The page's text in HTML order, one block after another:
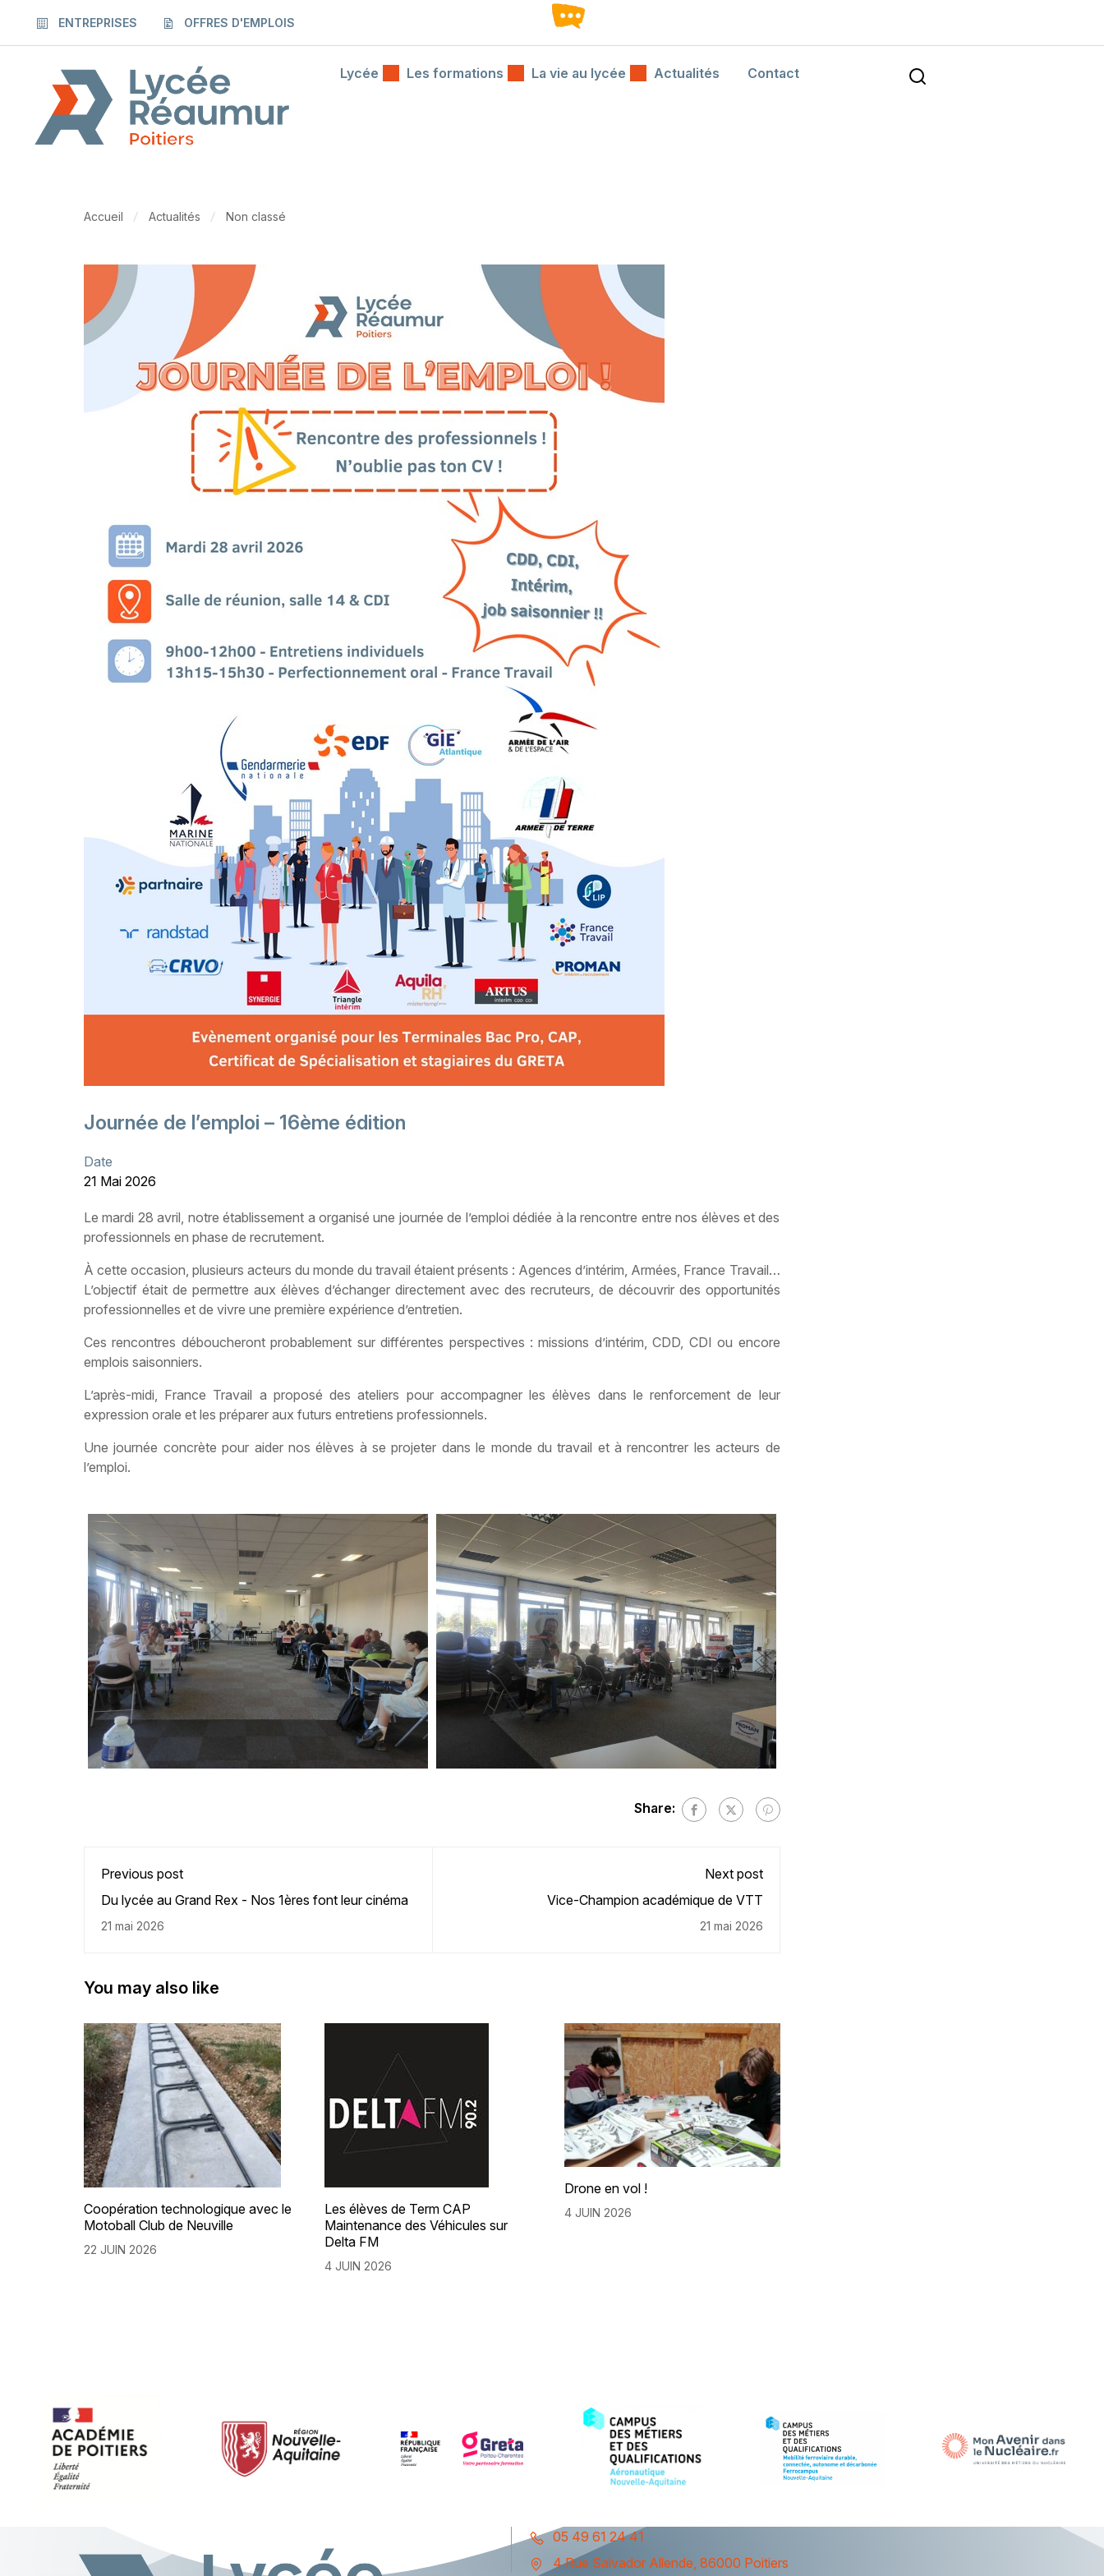
ENTREPRISES OFFRES D'EMPLOIS
Lycée Les formations La vie au lycée Actualités Contact
Accueil Actualités Non classé
Journée de l’emploi – 16ème édition
Date
21 Mai 2026
Le mardi 28 avril, notre établissement a organisé une journée de l’emploi dédiée à la rencontre entre nos élèves et des
professionnels en phase de recrutement.
À cette occasion, plusieurs acteurs du monde du travail étaient présents : Agences d’intérim, Armées, France Travail…
L’objectif était de permettre aux élèves d’échanger directement avec des recruteurs, de découvrir des opportunités
professionnelles et de vivre une première expérience d’entretien.
Ces rencontres déboucheront probablement sur différentes perspectives : missions d’intérim, CDD, CDI ou encore
emplois saisonniers.
L’après-midi, France Travail a proposé des ateliers pour accompagner les élèves dans le renforcement de leur
expression orale et les préparer aux futurs entretiens professionnels.
Une journée concrète pour aider nos élèves à se projeter dans le monde du travail et à rencontrer les acteurs de
l’emploi.
Share:
Previous post
Du lycée au Grand Rex - Nos 1ères font leur cinéma
21 mai 2026
Next post
Vice-Champion académique de VTT
21 mai 2026
you may also like
Coopération technologique avec le
Motoball Club de Neuville
22 JUIN 2026
Les élèves de Term CAP
Maintenance des Véhicules sur
Delta FM
4 JUIN 2026
Drone en vol !
4 JUIN 2026
05 49 61 24 41
4 Rue Salvador Allende, 86000 Poitiers